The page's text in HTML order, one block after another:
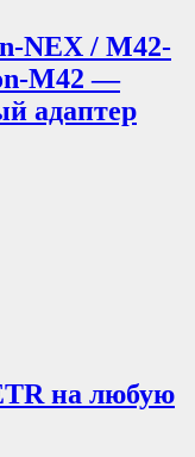
NEX / M42-
M42 —
адаптер
на любую